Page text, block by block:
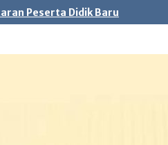
Peserta Didik Baru